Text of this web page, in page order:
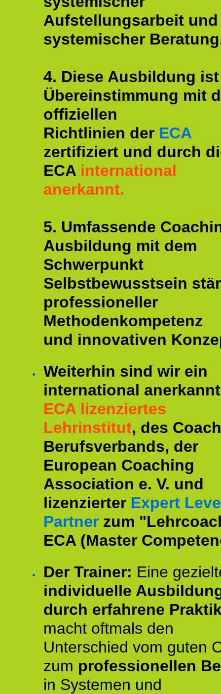
Aufstellungsarbeit und
systemischer
4. Diese Ausbildung
Übereinstimmung mit
offiziellen
Richtlinien der ECA
zertifiziert und durch
ECA international
anerkannt.
5. Umfassende
Ausbildung mit dem
Schwerpunkt
Selbstbewusstsein
professioneller
Methodenkompetenz
und innovativen
Weiterhin sind wir ein
international
ECA lizenziertes
Lehrinstitut, des
Berufsverbands, der
European Coaching
Association e. V. und
lizenzierter Expert
Partner zum
ECA (Master
Der Trainer: Eine
individuelle
durch erfahrene
macht oftmals den
Unterschied vom guten
zum professionellen
in Systemen und